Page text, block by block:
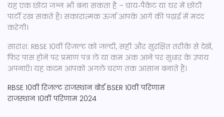
यह एक छोटा जश्न भी बना सकता है – चाय‑पैकेट या घर में छोटी
पार्टी रख सकते हैं। सकारात्मक ऊर्जा आपके आगे की पढ़ाई में मदद
करेगी।
सारांश: RBSE 10वीं रिज़ल्ट को जल्दी, सही और सुरक्षित तरीके से देखें,
फिर पास होने पर प्रमाण पत्र लें या कम अंक आने पर सुधार के उपाय
अपनाएँ। यह कदम आपको अगले चरण तक आसान बनाते हैं।
RBSE 10वीं रिजल्ट राजस्थान बोर्ड BSER 10वीं परिणाम
राजस्थान 10वीं परिणाम 2024